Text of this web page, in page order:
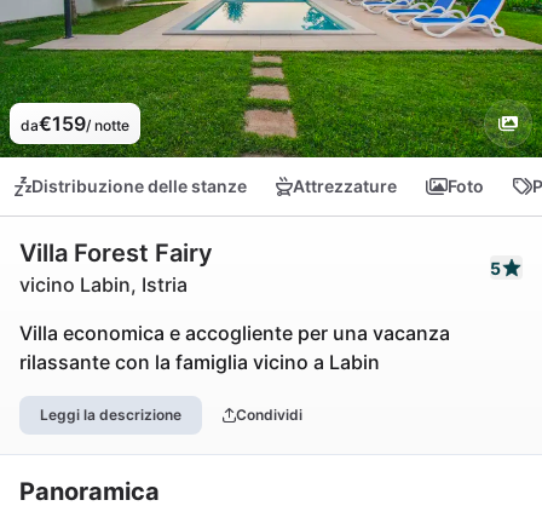
da€159/ notte
Distribuzione delle stanze Attrezzature Foto
Villa Forest Fairy
vicino Labin, Istria
5
Villa economica e accogliente per una vacanza
rilassante con la famiglia vicino a Labin
Leggi la descrizione Condividi
Panoramica